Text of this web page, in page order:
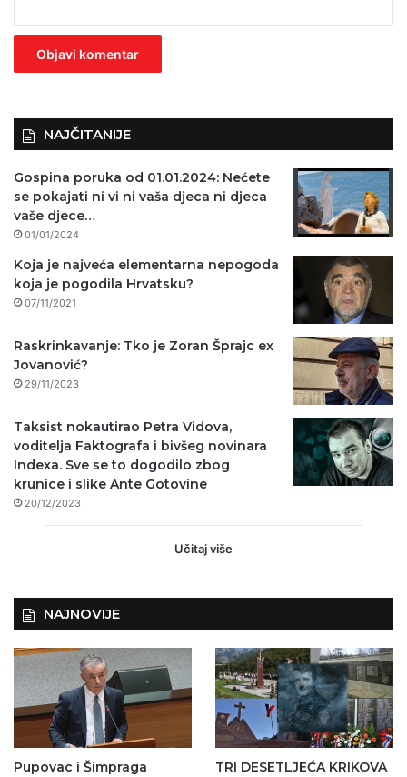
z
NAJČITANIJE
Gospina poruka od 01.01.2024: Nećete
se pokajati ni vi ni vaša djeca ni djeca
vaše djece…
01/01/2024
Koja je najveća elementarna nepogoda
koja je pogodila Hrvatsku?
07/11/2021
Raskrinkavanje: Tko je Zoran Šprajc ex
Jovanović?
29/11/2023
Taksist nokautirao Petra Vidova,
voditelja Faktografa i bivšeg novinara
Indexa. Sve se to dogodilo zbog
krunice i slike Ante Gotovine
20/12/2023
Učitaj više
NAJNOVIJE
Pupovac i Šimpraga
TRI DESETLJEĆA KRIKOVA